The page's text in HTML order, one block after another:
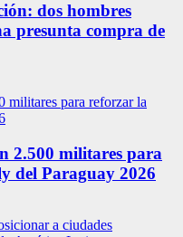
dos hombres
presunta compra de
2.500 militares para
del Paraguay 2026